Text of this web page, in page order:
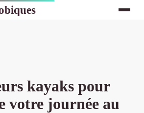
kayaks pour
votre journée au